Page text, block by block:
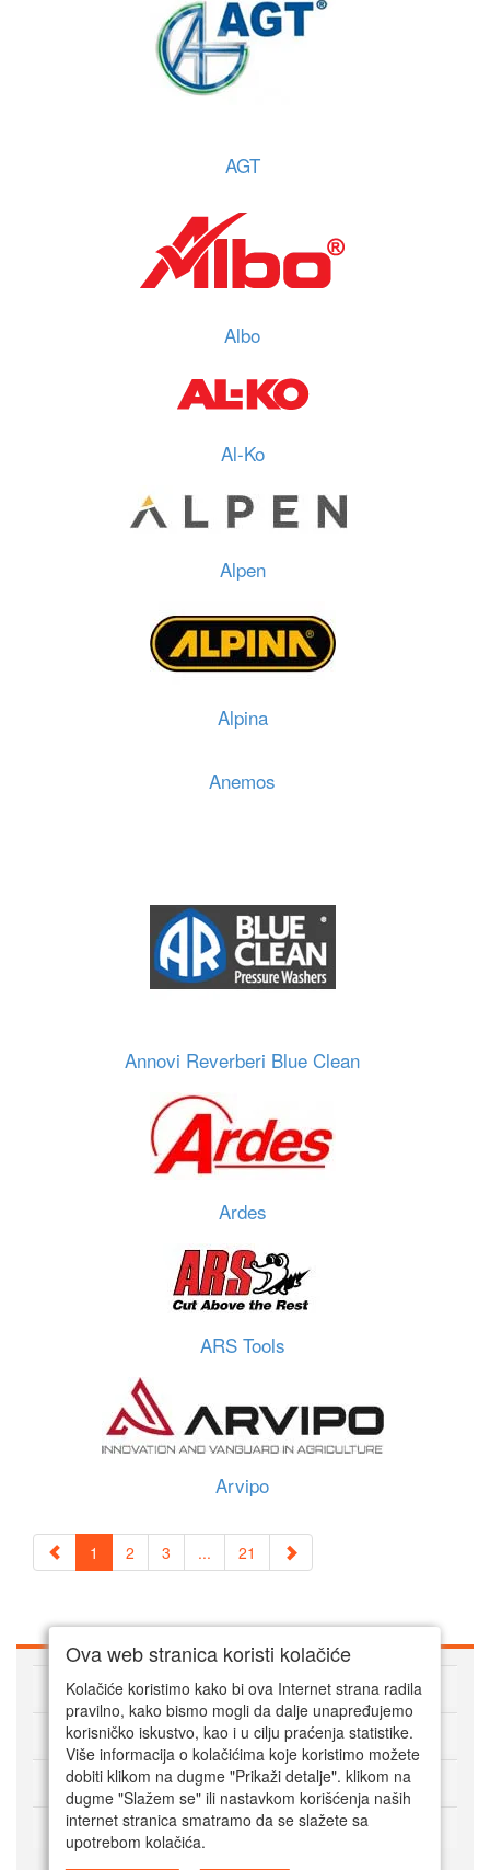
AGT
Albo
Al-Ko
Alpen
Alpina
Anemos
Annovi Reverberi Blue Clean
Ardes
ARS Tools
Arvipo
1 2 3 ... 21
O Super alatima
Kako kupovati online
Korisnički servis
Način plaćanja
Ova web stranica koristi kolačiće
Kolačiće koristimo kako bi ova Internet strana radila
pravilno, kako bismo mogli da dalje unapređujemo
korisničko iskustvo, kao i u cilju praćenja statistike.
Više informacija o kolačićima koje koristimo možete
dobiti klikom na dugme "Prikaži detalje". klikom na
dugme "Slažem se" ili nastavkom korišćenja naših
internet stranica smatramo da se slažete sa
upotrebom kolačića.